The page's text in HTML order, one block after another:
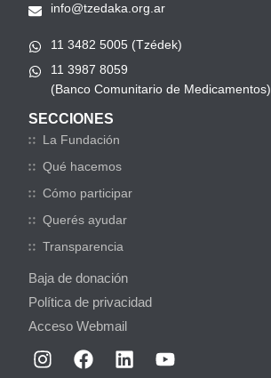
info@tzedaka.org.ar
11 3482 5005 (Tzédek)
11 3987 8059
(Banco Comunitario de Medicamentos)
SECCIONES
La Fundación
Qué hacemos
Cómo participar
Querés ayudar
Transparencia
Baja de donación
Política de privacidad
Acceso Webmail